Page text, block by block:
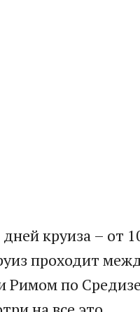
круиза – от
проходит
Римом по